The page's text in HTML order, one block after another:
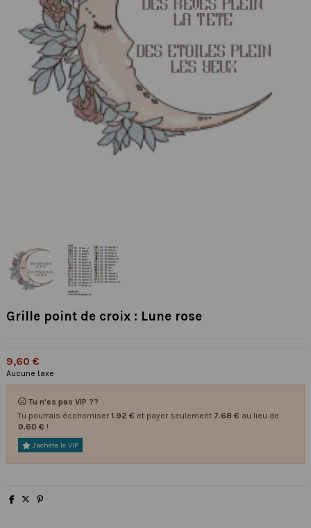
Grille point de croix : Lune rose
9,60 €
Aucune taxe
Tu n'es pas VIP ??
Tu pourrais économiser 1.92 € et payer seulement 7.68 € au lieu de
9.60 € !
J'achète le VIP